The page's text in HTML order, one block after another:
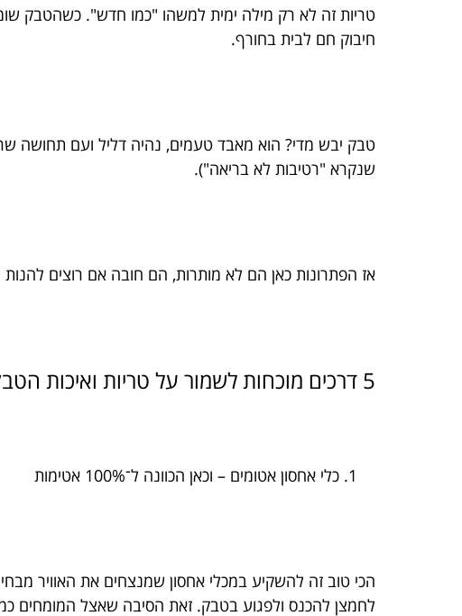
טריות זה לא רק מילה ימית למשהו "כמו חדש". כשהטבק
חיבוק חם לבית בחורף.
טבק יבש מדי? הוא מאבד טעמים, נהיה דליל ועם תחושה
שנקרא "רטיבות לא בריאה").
אז הפתרונות כאן הם לא מותרות, הם חובה אם רוצים
5 דרכים מוכחות לשמור על טריות ואיכות הטבק שלך
כלי אחסון אטומים – וכאן הכוונה ל־100% אטימות
הכי טוב זה להשקיע במכלי אחסון שמנצחים את האוויר
לחמצן להכנס ולפגוע בטבק. זאת הסיבה שאצל המומחים